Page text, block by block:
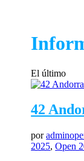
El último
42
por
2025,Open